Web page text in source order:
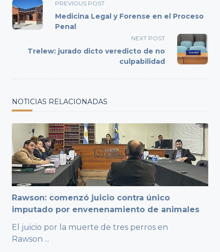
<span
class="nav-
subtitle
reader-
PREVIOUS POST
Medicina Legal y Forense en el Proceso
Penal
NEXT POST
Trelew: jurado dicto veredicto de no
culpabilidad
NOTICIAS RELACIONADAS
Rawson: comenzó juicio contra único
imputado por envenenamiento de animales
El juicio por la muerte de tres perros en
Rawson ...